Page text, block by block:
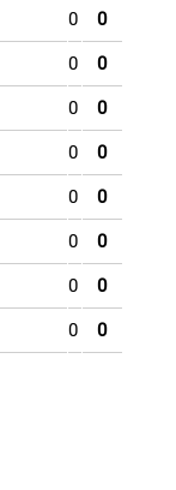
0 0
0 0
0 0
0 0
0 0
0 0
0 0
0 0